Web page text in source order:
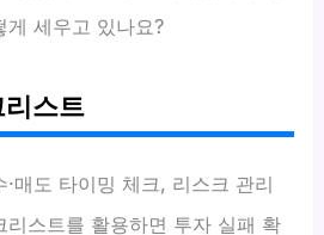
게 세우고 있나요?
리스트
매도 타이밍 체크, 리스크 관리
리스트를 활용하면 투자 실패 확